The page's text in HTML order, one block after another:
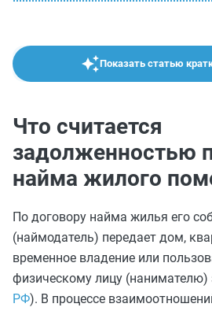
Показать статью
Что считается
задолженностью
найма жилого
По договору найма жилья его
(наймодатель) передает дом,
временное владение или
физическому лицу (нанимателю)
РФ). В процессе